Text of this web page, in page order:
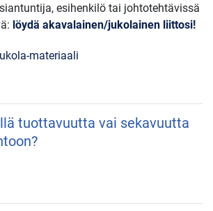
esihenkilö tai johtotehtävissä
löydä akavalainen/jukolainen liittosi!
materiaali
tuottavuutta vai sekavuutta